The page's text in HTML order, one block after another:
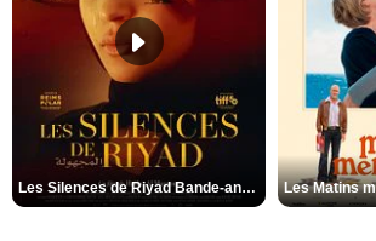
Les Silences de Riyad Bande-annonce VO STFR